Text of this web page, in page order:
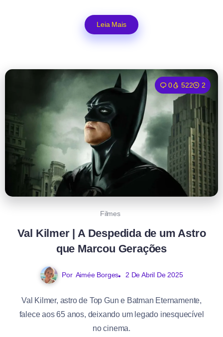
Leia Mais
0 522 2
Filmes
Val Kilmer | A Despedida de um Astro
que Marcou Gerações
Por Aimée Borges 2 De Abril De 2025
Val Kilmer, astro de Top Gun e Batman Eternamente,
falece aos 65 anos, deixando um legado inesquecível
no cinema.